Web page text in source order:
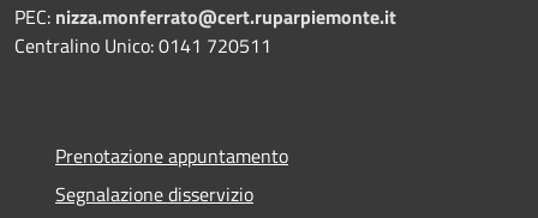
PEC: nizza.monferrato@cert.ruparpiemonte.it
Centralino Unico: 0141 720511
Prenotazione appuntamento
Segnalazione disservizio